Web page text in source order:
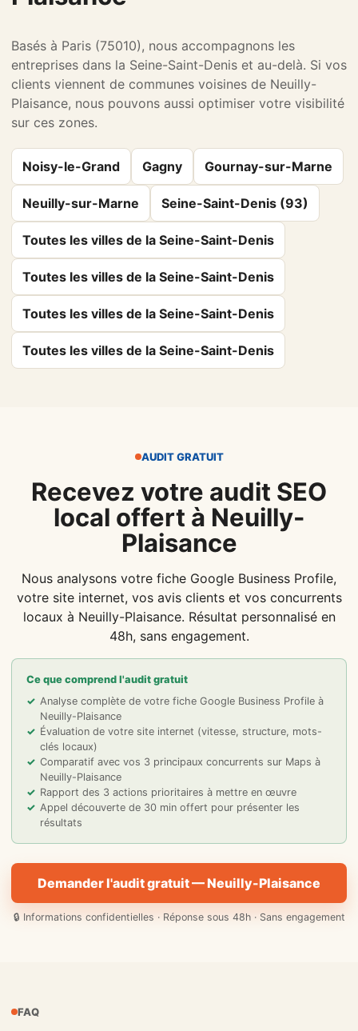
Basés à Paris (75010), nous accompagnons les
entreprises dans la Seine-Saint-Denis et au-delà. Si vos
clients viennent de communes voisines de Neuilly-
Plaisance, nous pouvons aussi optimiser votre visibilité
sur ces zones.
Noisy-le-Grand Gagny Gournay-sur-Marne
Neuilly-sur-Marne Seine-Saint-Denis (93)
Toutes les villes de la Seine-Saint-Denis
Toutes les villes de la Seine-Saint-Denis
Toutes les villes de la Seine-Saint-Denis
Toutes les villes de la Seine-Saint-Denis
AUDIT GRATUIT
Recevez votre audit SEO
local offert à Neuilly-
Plaisance
Nous analysons votre fiche Google Business Profile,
votre site internet, vos avis clients et vos concurrents
locaux à Neuilly-Plaisance. Résultat personnalisé en
48h, sans engagement.
Ce que comprend l'audit gratuit
Analyse complète de votre fiche Google Business Profile à
Neuilly-Plaisance
Évaluation de votre site internet (vitesse, structure, mots-
clés locaux)
Comparatif avec vos 3 principaux concurrents sur Maps à
Neuilly-Plaisance
Rapport des 3 actions prioritaires à mettre en œuvre
Appel découverte de 30 min offert pour présenter les
résultats
Demander l'audit gratuit — Neuilly-Plaisance
🔒 Informations confidentielles · Réponse sous 48h · Sans engagement
FAQ